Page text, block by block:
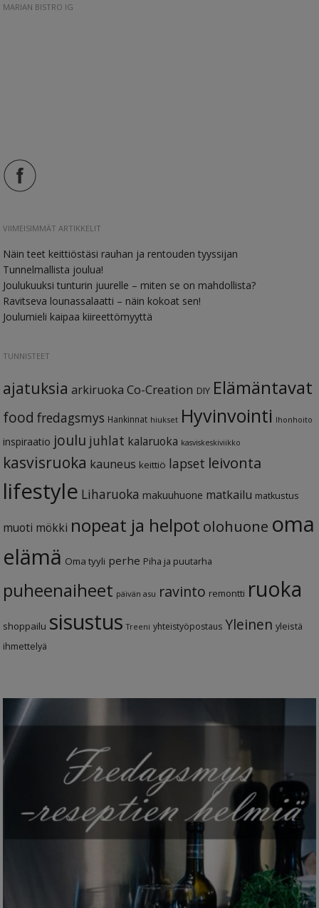
MARIAN BISTRO IG
VIIMEISIMMÄT ARTIKKELIT
Näin teet keittiöstäsi rauhan ja rentouden tyyssijan
Tunnelmallista joulua!
Joulukuuksi tunturin juurelle – miten se on mahdollista?
Ravitseva lounassalaatti – näin kokoat sen!
Joulumieli kaipaa kiireettömyyttä
TUNNISTEET
ajatuksia arkiruoka Co-Creation DIY Elämäntavat
food fredagsmys Hankinnat hiukset Hyvinvointi Ihonhoito
inspiraatio joulu juhlat kalaruoka kasviskeskiviikko
kasvisruoka kauneus keittiö lapset leivonta
lifestyle Liharuoka makuuhuone matkailu matkustus
muoti mökki nopeat ja helpot olohuone oma
elämä Oma tyyli perhe Piha ja puutarha
puheenaiheet päivän asu ravinto remontti ruoka
shoppailu sisustus Treeni yhteistyöpostaus Yleinen yleistä
ihmettelyä